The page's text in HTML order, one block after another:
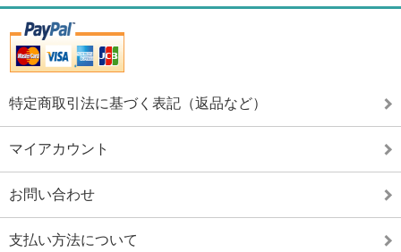
特定商取引法に基づく表記（返品など）
マイアカウント
お問い合わせ
支払い方法について